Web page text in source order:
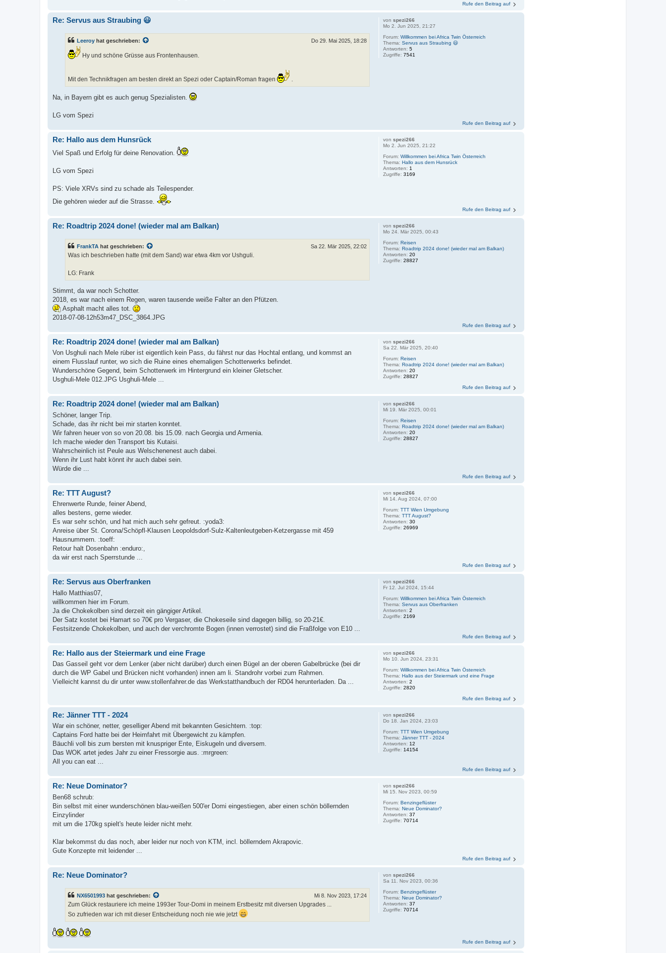
Rufe den Beitrag auf
vonspezi266
Mo 2. Jun 2025, 21:27
Forum:Willkommen bei Africa Twin Österreich
Thema:Servus aus Straubing 😃
Antworten:5
Zugriffe:7541
Re: Servus aus Straubing 😃
Leeroy hat geschrieben: Do 29. Mai 2025, 18:28
Hy und schöne Grüsse aus Frontenhausen.
Mit den Technikfragen am besten direkt an Spezi oder Captain/Roman fragen .
Na, in Bayern gibt es auch genug Spezialisten.
LG vom Spezi
Rufe den Beitrag auf
vonspezi266
Mo 2. Jun 2025, 21:22
Forum:Willkommen bei Africa Twin Österreich
Thema:Hallo aus dem Hunsrück
Antworten: 1
Zugriffe:3169
Re: Hallo aus dem Hunsrück
Viel Spaß und Erfolg für deine Renovation.
LG vom Spezi
PS: Viele XRVs sind zu schade als Teilespender.
Die gehören wieder auf die Strasse.
Rufe den Beitrag auf
vonspezi266
Mo 24. Mär 2025, 00:43
Forum:Reisen
Thema:Roadtrip 2024 done! (wieder mal am Balkan)
Antworten:20
Zugriffe:28827
Re: Roadtrip 2024 done! (wieder mal am Balkan)
FrankTA hat geschrieben: Sa 22. Mär 2025, 22:02
Was ich beschrieben hatte (mit dem Sand) war etwa 4km vor Ushguli.
LG: Frank
Stimmt, da war noch Schotter.
2018, es war nach einem Regen, waren tausende weiße Falter an den Pfützen.
Asphalt macht alles tot.
2018-07-08-12h53m47_DSC_3864.JPG
Rufe den Beitrag auf
vonspezi266
Sa 22. Mär 2025, 20:40
Forum:Reisen
Thema:Roadtrip 2024 done! (wieder mal am Balkan)
Antworten:20
Zugriffe:28827
Re: Roadtrip 2024 done! (wieder mal am Balkan)
Von Usghuli nach Mele rüber ist eigentlich kein Pass, du fährst nur das Hochtal entlang, und kommst an
einem Flusslauf runter, wo sich die Ruine eines ehemaligen Schotterwerks befindet.
Wunderschöne Gegend, beim Schotterwerk im Hintergrund ein kleiner Gletscher.
Usghuli-Mele 012.JPG Usghuli-Mele ...
Rufe den Beitrag auf
vonspezi266
Mi 19. Mär 2025, 00:01
Forum: Reisen
Thema: Roadtrip 2024 done! (wieder mal am Balkan)
Antworten:20
Zugriffe:28827
Re: Roadtrip 2024 done! (wieder mal am Balkan)
Schöner, langer Trip.
Schade, das ihr nicht bei mir starten konntet.
Wir fahren heuer von so von 20.08. bis 15.09. nach Georgia und Armenia.
Ich mache wieder den Transport bis Kutaisi.
Wahrscheinlich ist Peule aus Welschenenest auch dabei.
Wenn ihr Lust habt könnt ihr auch dabei sein.
Würde die ...
Rufe den Beitrag auf
vonspezi266
Mi 14. Aug 2024, 07:00
Forum:TTT Wien Umgebung
Thema:TTT August?
Antworten:30
Zugriffe:26969
Re: TTT August?
Ehrenwerte Runde, feiner Abend,
alles bestens, gerne wieder.
Es war sehr schön, und hat mich auch sehr gefreut. :yoda3:
Anreise über St. Corona/Schöpfl-Klausen Leopoldsdorf-Sulz-Kaltenleutgeben-Ketzergasse mit 459
Hausnummern. :toeff:
Retour halt Dosenbahn :enduro:,
da wir erst nach Sperrstunde ...
Rufe den Beitrag auf
vonspezi266
Fr 12. Jul 2024, 15:44
Forum:Willkommen bei Africa Twin Österreich
Thema:Servus aus Oberfranken
Antworten:2
Zugriffe:2169
Re: Servus aus Oberfranken
Hallo Matthias07,
willkommen hier im Forum.
Ja die Chokekolben sind derzeit ein gängiger Artikel.
Der Satz kostet bei Hamart so 70€ pro Vergaser, die Chokeseile sind dagegen billig, so 20-21€.
Festsitzende Chokekolben, und auch der verchromte Bogen (innen verrostet) sind die Fraßfolge von E10 ...
Rufe den Beitrag auf
vonspezi266
Mo 10. Jun 2024, 23:31
Forum:Willkommen bei Africa Twin Österreich
Thema:Hallo aus der Steiermark und eine Frage
Antworten:2
Zugriffe:2820
Re: Hallo aus der Steiermark und eine Frage
Das Gasseil geht vor dem Lenker (aber nicht darüber) durch einen Bügel an der oberen Gabelbrücke (bei dir
durch die WP Gabel und Brücken nicht vorhanden) innen am li. Standrohr vorbei zum Rahmen.
Vielleicht kannst du dir unter www.stollenfahrer.de das Werkstatthandbuch der RD04 herunterladen. Da ...
Rufe den Beitrag auf
vonspezi266
Do 18. Jan 2024, 23:03
Forum:TTT Wien Umgebung
Thema:Jänner TTT - 2024
Antworten: 12
Zugriffe: 14154
Re: Jänner TTT - 2024
War ein schöner, netter, geselliger Abend mit bekannten Gesichtern. :top:
Captains Ford hatte bei der Heimfahrt mit Übergewicht zu kämpfen.
Bäuchli voll bis zum bersten mit knuspriger Ente, Eiskugeln und diversem.
Das WOK artet jedes Jahr zu einer Fressorgie aus. :mrgreen:
All you can eat ...
Rufe den Beitrag auf
vonspezi266
Mi 15. Nov 2023, 00:59
Forum: Benzingeflüster
Thema: Neue Dominator?
Antworten:37
Zugriffe:70714
Re: Neue Dominator?
Ben68 schrub:
Bin selbst mit einer wunderschönen blau-weißen 500'er Domi eingestiegen, aber einen schön böllernden
Einzylinder
mit um die 170kg spielt's heute leider nicht mehr.
Klar bekommst du das noch, aber leider nur noch von KTM, incl. böllerndem Akrapovic.
Gute Konzepte mit leidender ...
Rufe den Beitrag auf
vonspezi266
Sa 11. Nov 2023, 00:36
Forum:Benzingeflüster
Thema:Neue Dominator?
Antworten:37
Zugriffe:70714
Re: Neue Dominator?
NX6501993 hat geschrieben: Mi 8. Nov 2023, 17:24
Zum Glück restauriere ich meine 1993er Tour-Domi in meinem Erstbesitz mit diversen Upgrades ...
So zufrieden war ich mit dieser Entscheidung noch nie wie jetzt
Rufe den Beitrag auf